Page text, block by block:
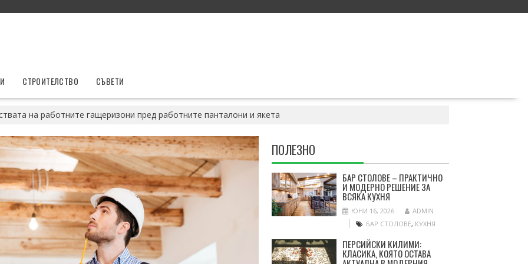
СТРОИТЕЛСТВО СЪВЕТИ
на работните гащеризони пред работните панталони и якета
ПОЛЕЗНО
БАР СТОЛОВЕ – ПРАКТИЧНО
И МОДЕРНО РЕШЕНИЕ ЗА
ВСЯКА КУХНЯ
ЮНИ 16, 2026
ADMIN
БАР СТОЛОВЕ, КУХНЯ
ПЕРСИЙСКИ КИЛИМИ:
КЛАСИКА, КОЯТО ОСТАВА